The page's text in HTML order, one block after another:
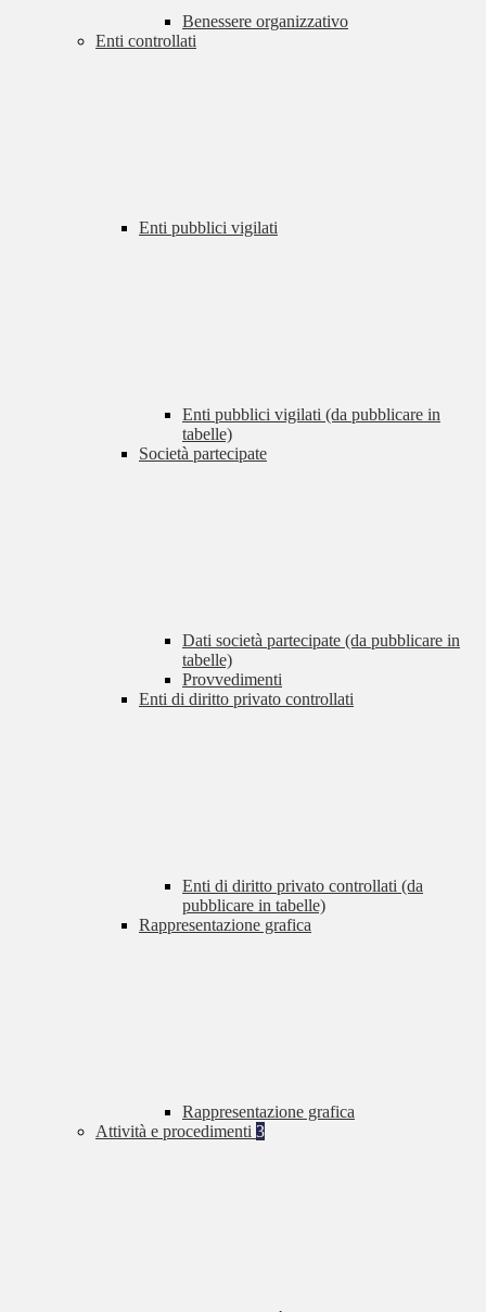
Benessere organizzativo
Enti controllati
Enti pubblici vigilati
Enti pubblici vigilati (da pubblicare in
tabelle)
Società partecipate
Dati società partecipate (da pubblicare in
tabelle)
Provvedimenti
Enti di diritto privato controllati
Enti di diritto privato controllati (da
pubblicare in tabelle)
Rappresentazione grafica
Rappresentazione grafica
Attività e procedimenti 3